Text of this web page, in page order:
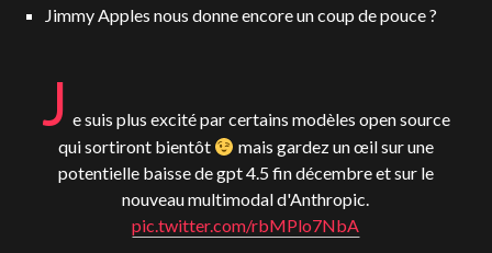
Jimmy Apples nous donne encore un coup de pouce ?
J e suis plus excité par certains modèles open source
qui sortiront bientôt
mais gardez un œil sur une
potentielle baisse de gpt 4.5 fin décembre et sur le
nouveau multimodal d'Anthropic.
pic.twitter.com/rbMPlo7NbA